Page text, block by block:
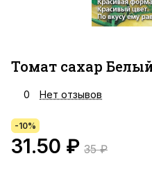
Томат сахар
0 Нет отзывов
-10%
31.50 ₽ 35 ₽